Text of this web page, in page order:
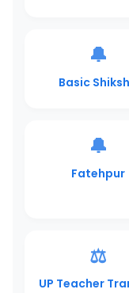
🔔
Basic
🔔
Fatehpur
⚖️
UP Teacher